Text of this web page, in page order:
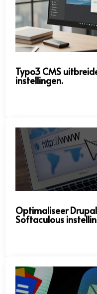
Typo3 CMS
instellingen.​
Optimaliseer
Softaculous